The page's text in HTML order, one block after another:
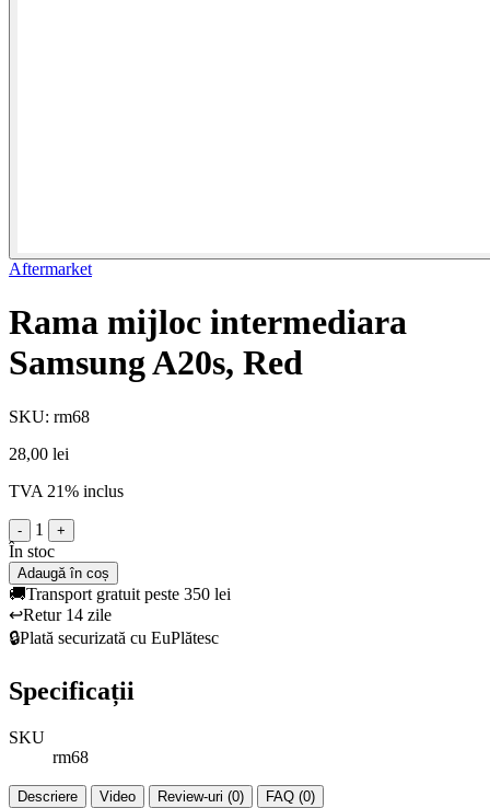
Aftermarket
Rama mijloc intermediara
Samsung A20s, Red
SKU: rm68
28,00 lei
TVA 21% inclus
- 1 +
În stoc
Adaugă în coș
🚚Transport gratuit peste 350 lei
↩️Retur 14 zile
🔒Plată securizată cu EuPlătesc
Specificații
SKU
rm68
Descriere Video Review-uri (0) FAQ (0)